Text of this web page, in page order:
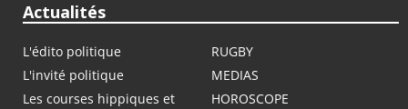
Actualités
L'édito politique
RUGBY
L'invité politique
MEDIAS
Les courses hippiques et
HOROSCOPE